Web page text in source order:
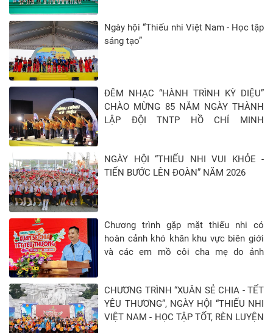
Ngày hội “Thiếu nhi Việt Nam - Học tập
sáng tạo”
ĐÊM NHẠC “HÀNH TRÌNH KỲ DIỆU”
CHÀO MỪNG 85 NĂM NGÀY THÀNH
LẬP ĐỘI TNTP HỒ CHÍ MINH
NGÀY HỘI “THIẾU NHI VUI KHỎE -
TIẾN BƯỚC LÊN ĐOÀN” NĂM 2026
Chương trình gặp mặt thiếu nhi có
hoàn cảnh khó khăn khu vực biên giới
và các em mồ côi cha mẹ do ảnh
chia - Tết yêu thương” năm 2026
CHƯƠNG TRÌNH “XUÂN SẺ CHIA - TẾT
YÊU THƯƠNG”, NGÀY HỘI “THIẾU NHI
VIỆT NAM - HỌC TẬP TỐT, RÈN LUYỆN